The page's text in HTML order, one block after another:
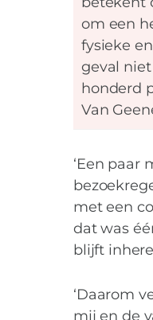
om een
fysieke
geval
honderd
Van
‘Een paar
met een
dat was
blijft
‘Daarom
mij en de